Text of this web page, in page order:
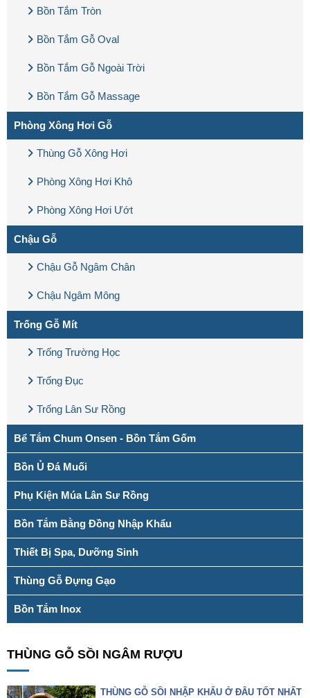
Bồn Tắm Tròn
Bồn Tắm Gỗ Oval
Bồn Tắm Gỗ Ngoài Trời
Bồn Tắm Gỗ Massage
Phòng Xông Hơi Gỗ
Thùng Gỗ Xông Hơi
Phòng Xông Hơi Khô
Phòng Xông Hơi Ướt
Chậu Gỗ
Chậu Gỗ Ngâm Chân
Chậu Ngâm Mông
Trống Gỗ Mít
Trống Trường Học
Trống Đục
Trống Lân Sư Rồng
Bể Tắm Chum Onsen - Bồn Tắm Gốm
Bồn Ủ Đá Muối
Phụ Kiện Múa Lân Sư Rồng
Bồn Tắm Bằng Đồng Nhập Khẩu
Thiết Bị Spa, Dưỡng Sinh
Thùng Gỗ Đựng Gạo
Bồn Tắm Inox
THÙNG GỖ SỒI NGÂM RƯỢU
THÙNG GỖ SỒI NHẬP KHẨU Ở ĐÂU TỐT NHẤT